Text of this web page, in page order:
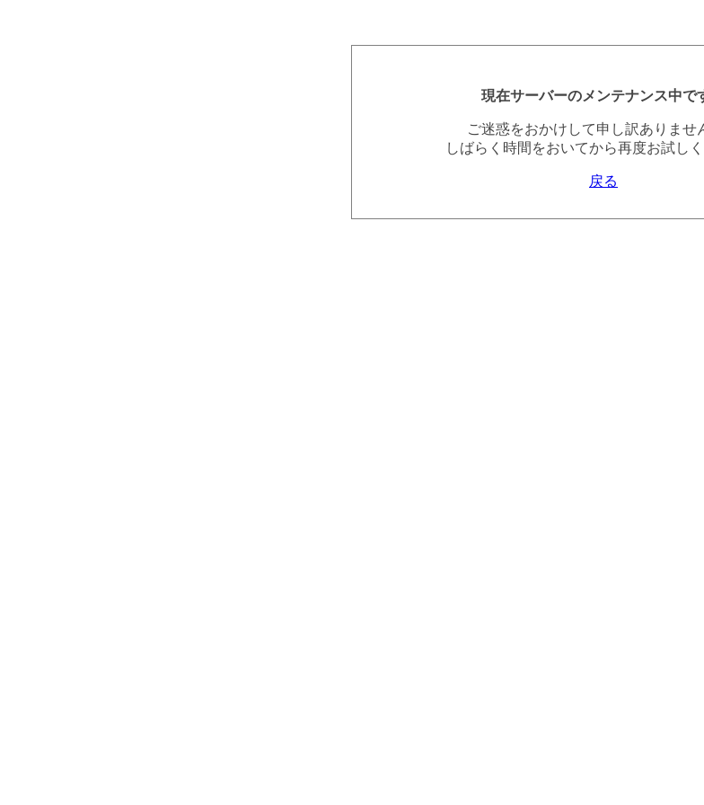
現在サーバーのメンテナンス中で
ご迷惑をおかけして申し訳ありませ
しばらく時間をおいてから再度お試しく
戻る